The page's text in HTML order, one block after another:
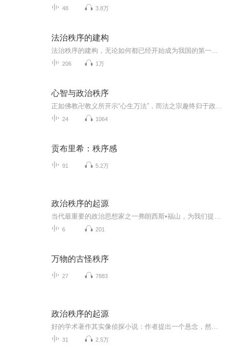
48 3.8万
法治秩序的建构
206 1万
心智与政治秩序
24 1064
贡布里希：秩序感
91 5.2万
政治秩序的起源
6 201
万物的古怪秩序
27 7883
政治秩序的起源
31 2.5万